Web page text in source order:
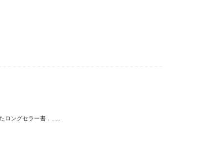
ロングセラー書．......